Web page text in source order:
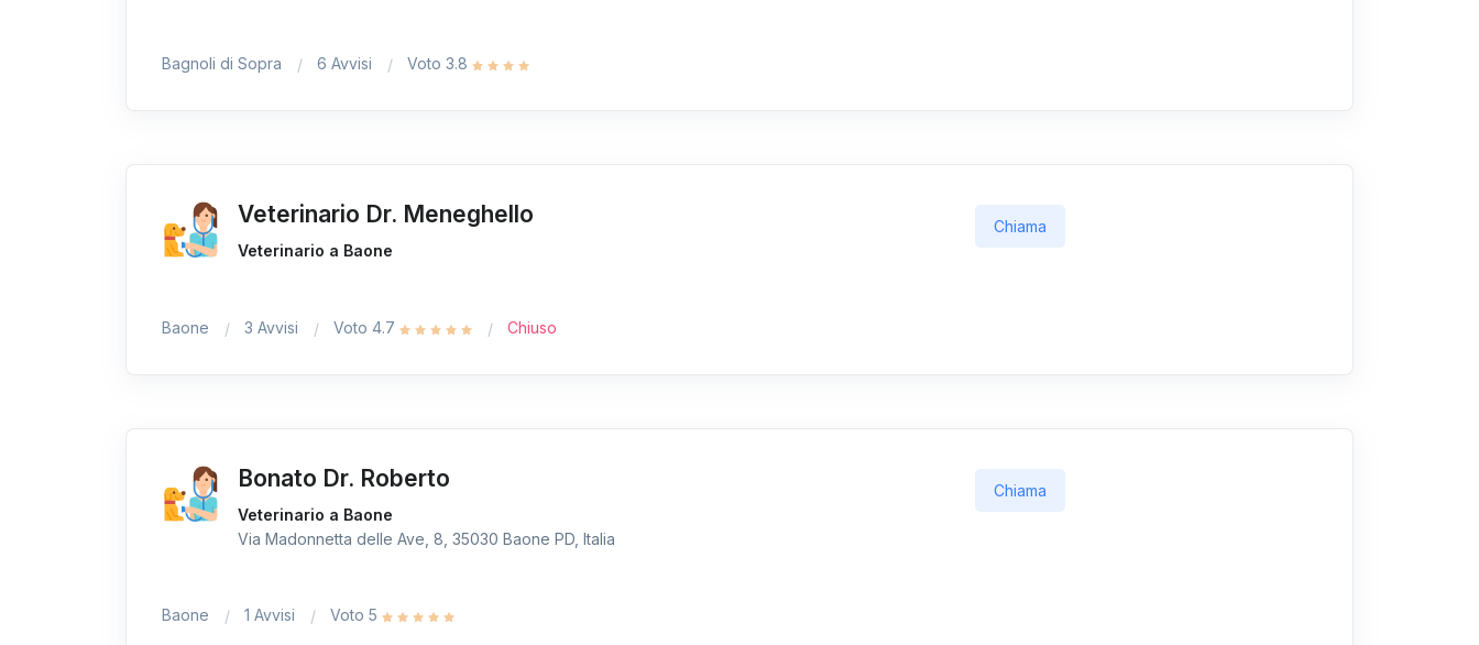
Bagnoli di Sopra 6 Avvisi Voto 3.8
Veterinario Dr. Meneghello
Veterinario a Baone
Chiama
Baone 3 Avvisi Voto 4.7 Chiuso
Bonato Dr. Roberto
Veterinario a Baone
Via Madonnetta delle Ave, 8, 35030 Baone PD, Italia
Chiama
Baone 1 Avvisi Voto 5